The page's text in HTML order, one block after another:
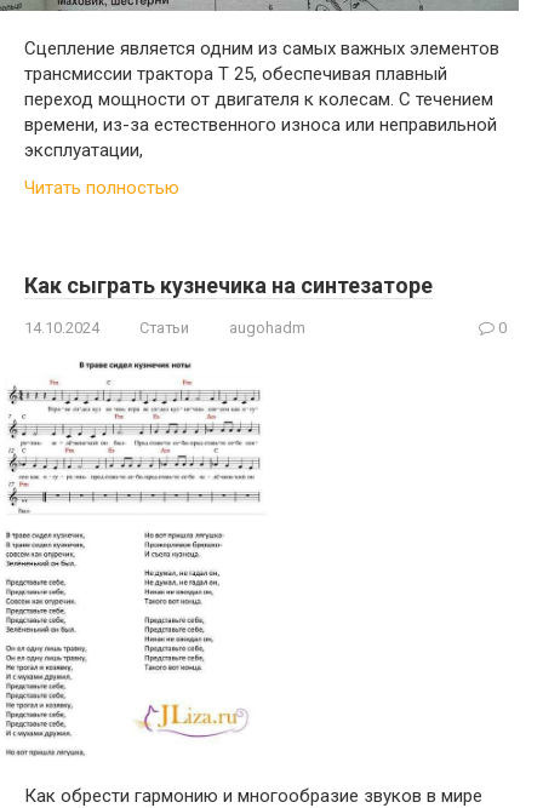
Сцепление является одним из самых важных элементов
трансмиссии трактора Т 25, обеспечивая плавный
переход мощности от двигателя к колесам. С течением
времени, из-за естественного износа или неправильной
эксплуатации,
Читать полностью
Как сыграть кузнечика на синтезаторе
14.10.2024 Статьи augohadm 0
Как обрести гармонию и многообразие звуков в мире